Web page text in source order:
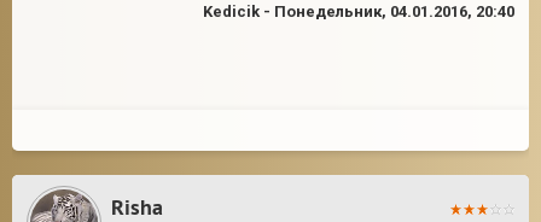
Kedicik - Понедельник, 04.01.2016, 20:40
Risha